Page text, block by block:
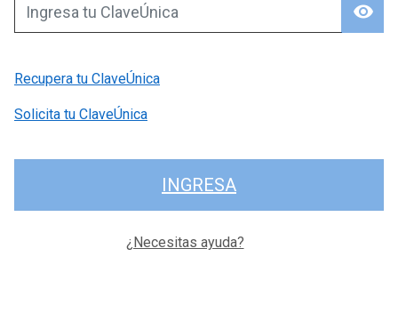
visibility
Ingresa tu ClaveÚnica
Recupera tu ClaveÚnica
Solicita tu ClaveÚnica
INGRESA
¿Necesitas ayuda?